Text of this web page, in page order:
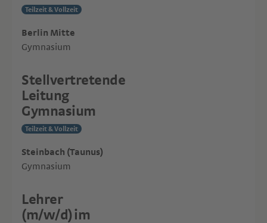
Teilzeit & Vollzeit
Berlin Mitte
Gymnasium
Stellvertretende
Leitung
Gymnasium
Teilzeit & Vollzeit
Steinbach (Taunus)
Gymnasium
Lehrer
(m/w/d) im